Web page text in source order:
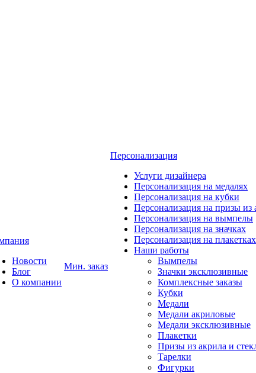
Новости
Блог
О компании
Мин. заказ
Персонализация
Услуги дизайнера
Персонализация на медалях
Персонализация на кубки
Персонализация на призы из
Персонализация на вымпелы
Персонализация на значках
Персонализация на
Наши работы
Вымпелы
Значки эксклюзивные
Комплексные заказы
Кубки
Медали
Медали акриловые
Медали эксклюзивные
Плакетки
Призы из акрила и
Тарелки
Фигурки